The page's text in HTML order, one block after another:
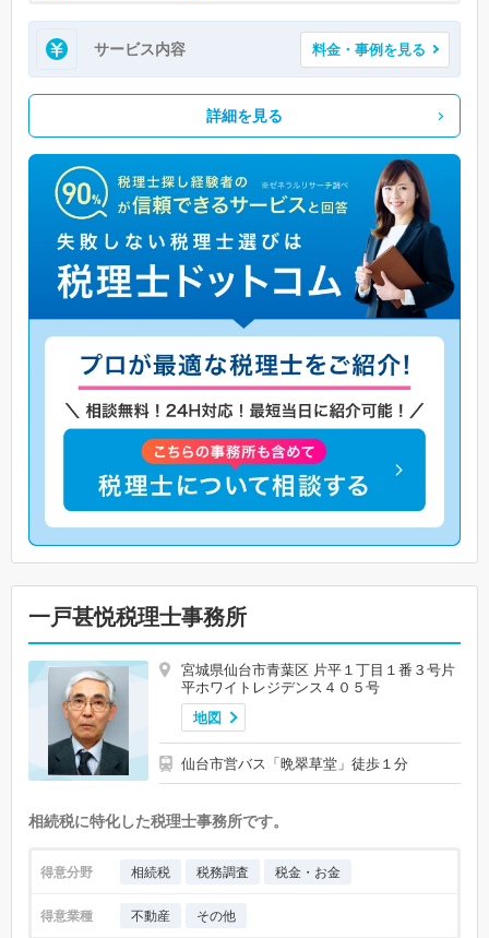
サービス内容 料金・事例を見る
詳細を見る
一戸甚悦税理士事務所
宮城県仙台市青葉区 片平１丁目１番３号片
平ホワイトレジデンス４０５号
地図
仙台市営バス「晩翠草堂」徒歩１分
相続税に特化した税理士事務所です。
得意分野 相続税 税務調査 税金・お金
得意業種 不動産 その他